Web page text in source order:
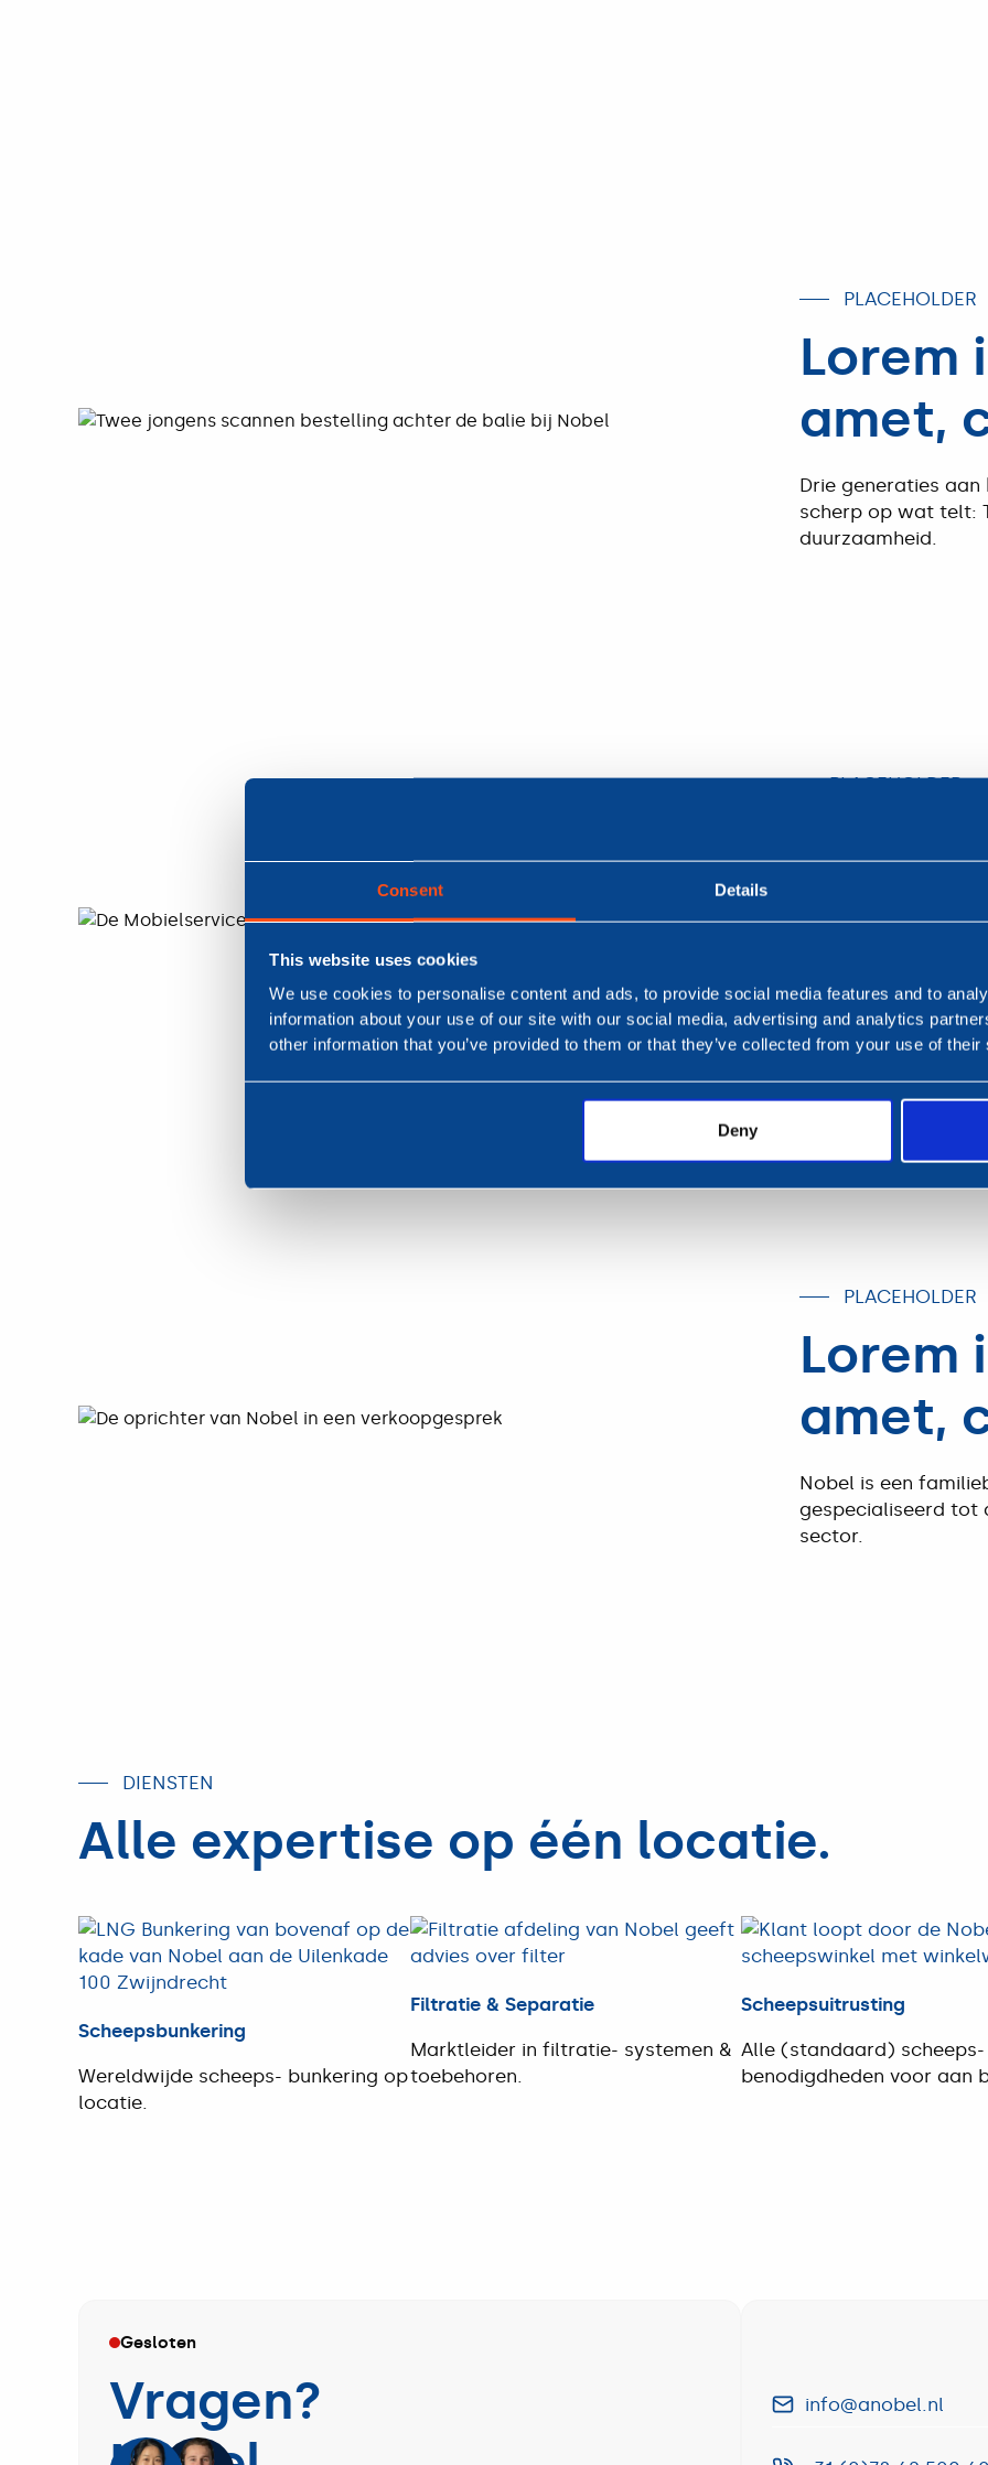
Consent Details
This website uses cookies
We use cookies to personalise content and ads, to provide social media features and to
information about your use of our site with our social media, advertising and analytics
other information that you’ve provided to them or that they’ve collected from your use of their
Deny
PLACEHOLDER
Lorem
amet,
Drie generaties aan
scherp op wat telt:
duurzaamheid.
PLACEHOLDER
Lorem
amet,
De bunkerboten
methode in de
Rotterdam.
PLACEHOLDER
Lorem
amet,
Nobel is een
gespecialiseerd tot
sector.
DIENSTEN
Alle expertise op één locatie.
Scheepsbunkering
Wereldwijde scheeps- bunkering op
locatie.
Filtratie & Separatie
Marktleider in filtratie- systemen &
toebehoren.
Scheepsuitrusting
Alle (standaard) scheeps-
benodigdheden voor aan
Gesloten
Vragen?
info@anobel.nl